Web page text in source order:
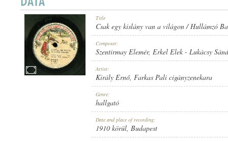
HALLGATÓ Title
Csak egy kislány van a világon / Hullámzó
Composer:
Szentirmay Elemér, Erkel Elek - Lukácsy
Artist:
Király Ernő, Farkas Pali cigányzenekara
Genre:
hallgató
Date and place of recording:
1910 körül, Budapest